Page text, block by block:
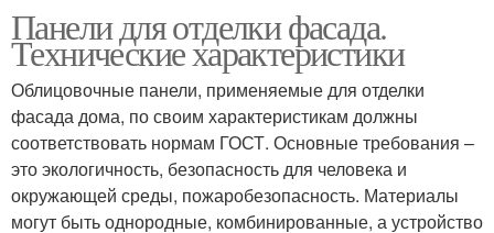
Панели для отделки фасада.
Технические характеристики
Облицовочные панели, применяемые для отделки
фасада дома, по своим характеристикам должны
соответствовать нормам ГОСТ. Основные требования –
это экологичность, безопасность для человека и
окружающей среды, пожаробезопасность. Материалы
могут быть однородные, комбинированные, а устройство